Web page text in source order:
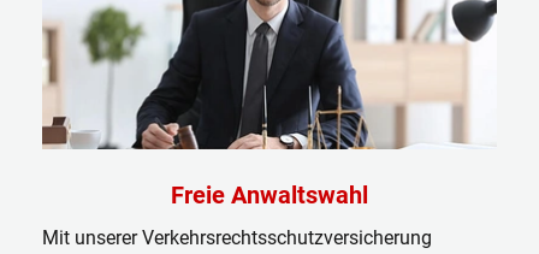
Freie Anwaltswahl
Mit unserer Verkehrsrechtsschutzversicherung